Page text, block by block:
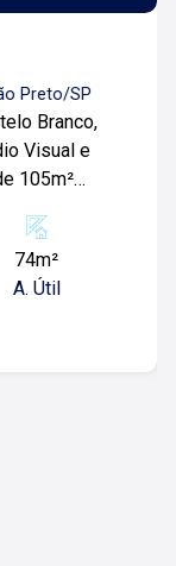
Preto/SP
Branco,
Visual e
-área de
9 6 2 3 6 7
uma
74m²
A. Útil